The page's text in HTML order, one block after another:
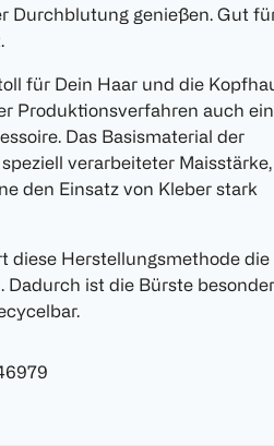
Durchblutung genießen. Gut
für Dein Haar und die
Produktionsverfahren auch ein
Das Basismaterial der
verarbeiteter Maisstärke,
den Einsatz von Kleber stark
diese Herstellungsmethode die
Dadurch ist die Bürste